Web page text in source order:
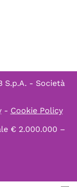
S.p.A. - Società
- Cookie Policy
€ 2.000.000 –